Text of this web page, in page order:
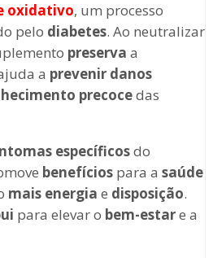
oxidativo, um processo
pelo diabetes. Ao neutralizar
preserva a
a prevenir danos
precocedas
específicosdo
benefíciospara a saúde
mais energia e disposição.
para elevar o bem-estare a